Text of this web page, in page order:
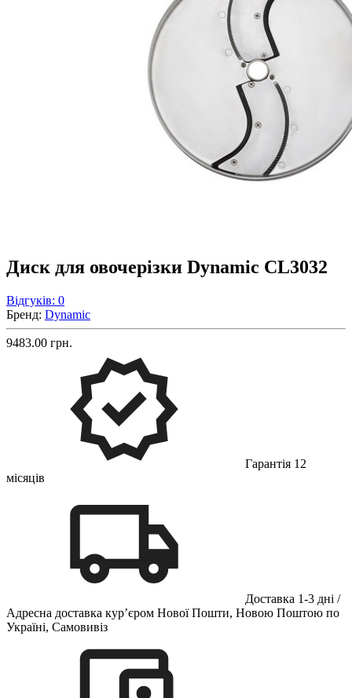
Диск для овочерізки Dynamic CL3032
Відгуків: 0
Бренд: Dynamic
9483.00 грн.
Гарантія 12
місяців
Доставка 1-3 дні /
Адресна доставка кур’єром Нової Пошти, Новою Поштою по
Україні, Самовивіз